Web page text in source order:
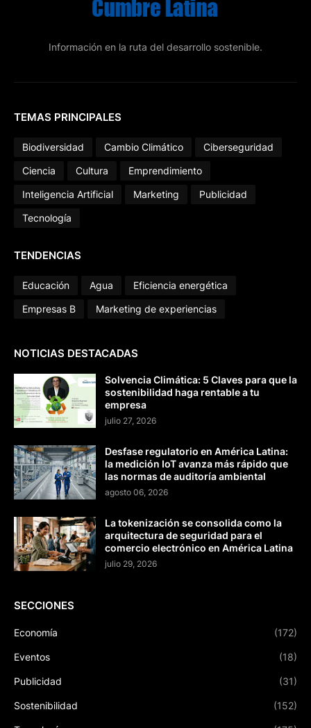
Información en la ruta del desarrollo sostenible.
TEMAS PRINCIPALES
Biodiversidad Cambio Climático
Ciberseguridad
Ciencia
Cultura
Emprendimiento
Inteligencia Artificial
Marketing
Publicidad
Tecnología
TENDENCIAS
Educación Agua
Eficiencia energética
Empresas B
Marketing de experiencias
NOTICIAS DESTACADAS
Solvencia Climática: 5 Claves para que la
sostenibilidad haga rentable a tu
empresa
julio 27, 2026
Desfase regulatorio en América Latina:
la medición IoT avanza más rápido que
las normas de auditoría ambiental
agosto 06, 2026
La tokenización se consolida como la
arquitectura de seguridad para el
comercio electrónico en América Latina
julio 29, 2026
SECCIONES
Economía (172)
Eventos (18)
Publicidad (31)
Sostenibilidad (152)